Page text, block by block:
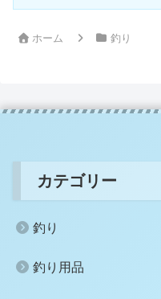
ホーム 釣り
カテゴリー
釣り
釣り用品